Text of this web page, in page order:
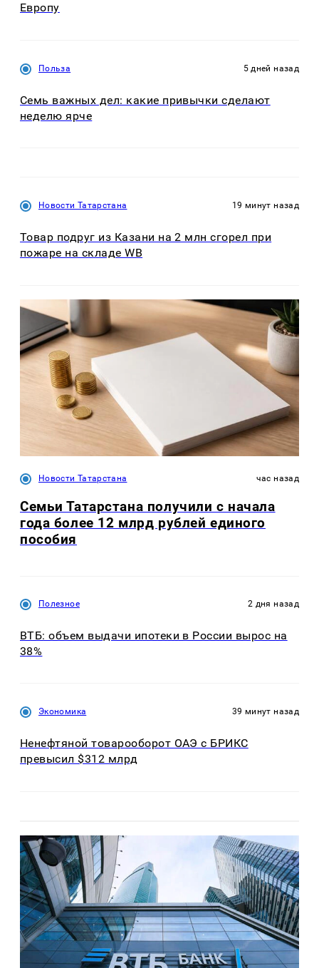
Европу
Польза 5 дней назад
Семь важных дел: какие привычки сделают
неделю ярче
Новости Татарстана 19 минут назад
Товар подруг из Казани на 2 млн сгорел при
пожаре на складе WB
Новости Татарстана час назад
Семьи Татарстана получили с начала
года более 12 млрд рублей единого
пособия
Полезное 2 дня назад
ВТБ: объем выдачи ипотеки в России вырос на
38%
Экономика 39 минут назад
Ненефтяной товарооборот ОАЭ с БРИКС
превысил $312 млрд